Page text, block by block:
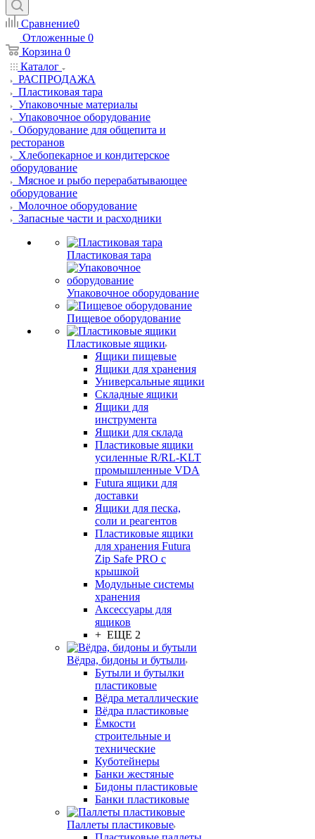
Сравнение0
Отложенные 0
Корзина 0
Каталог
РАСПРОДАЖА
Пластиковая тара
Упаковочные материалы
Упаковочное оборудование
Оборудование для общепита и
ресторанов
Хлебопекарное и кондитерское
оборудование
Мясное и рыбо перерабатывающее
оборудование
Молочное оборудование
Запасные части и расходники
Пластиковая тара
Упаковочное оборудование
Пищевое оборудование
Пластиковые ящики
Ящики пищевые
Ящики для хранения
Универсальные ящики
Складные ящики
Ящики для
инструмента
Ящики для склада
Пластиковые ящики
усиленные R/RL-KLT
промышленные VDA
Futura ящики для
доставки
Ящики для песка,
соли и реагентов
Пластиковые ящики
для хранения Futura
Zip Safe PRO с
крышкой
Модульные системы
хранения
Аксессуары для
ящиков
+ ЕЩЕ 2
Вёдра, бидоны и бутыли
Бутыли и бутылки
пластиковые
Вёдра металлические
Вёдра пластиковые
Ёмкости
строительные и
технические
Куботейнеры
Банки жестяные
Бидоны пластиковые
Банки пластиковые
Паллеты пластиковые